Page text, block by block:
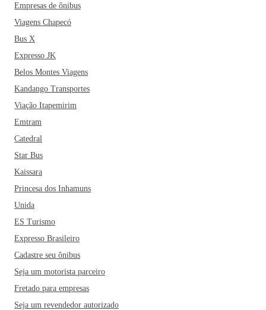
Empresas de ônibus
Viagens Chapecó
Bus X
Expresso JK
Belos Montes Viagens
Kandango Transportes
Viação Itapemirim
Emtram
Catedral
Star Bus
Kaissara
Princesa dos Inhamuns
Unida
ES Turismo
Expresso Brasileiro
Cadastre seu ônibus
Seja um motorista parceiro
Fretado para empresas
Seja um revendedor autorizado